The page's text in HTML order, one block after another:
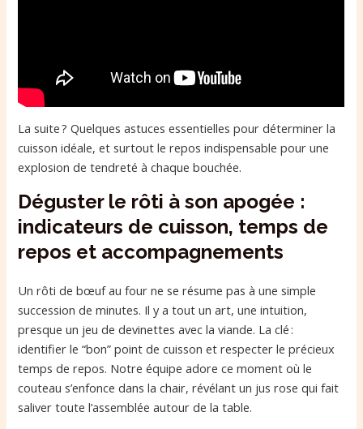
La suite ? Quelques astuces essentielles pour déterminer la
cuisson idéale, et surtout le repos indispensable pour une
explosion de tendreté à chaque bouchée.
Déguster le rôti à son apogée :
indicateurs de cuisson, temps de
repos et accompagnements
Un rôti de bœuf au four ne se résume pas à une simple
succession de minutes. Il y a tout un art, une intuition,
presque un jeu de devinettes avec la viande. La clé :
identifier le “bon” point de cuisson et respecter le précieux
temps de repos. Notre équipe adore ce moment où le
couteau s’enfonce dans la chair, révélant un jus rose qui fait
saliver toute l’assemblée autour de la table.